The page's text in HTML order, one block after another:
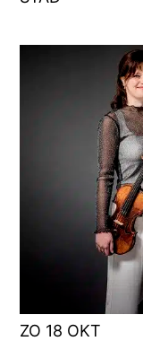
ZO 18 OKT